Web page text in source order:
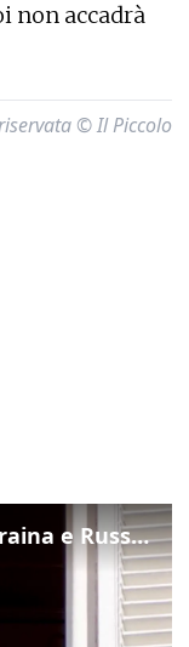
non accadrà
© Il Piccolo
Il Papa: "Basta violenze in Ucraina e Russia, spazio a diplomazia"